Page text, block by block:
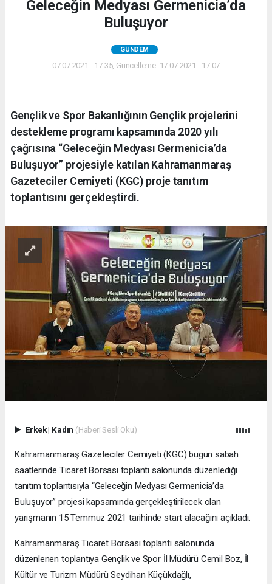
Geleceğin Medyası Germenicia’da
Buluşuyor
GÜNDEM
07.07.2021 - 17:35, Güncelleme: 17.07.2021 - 17:07
Gençlik ve Spor Bakanlığının Gençlik projelerini
destekleme programı kapsamında 2020 yılı
çağrısına “Geleceğin Medyası Germenicia’da
Buluşuyor” projesiyle katılan Kahramanmaraş
Gazeteciler Cemiyeti (KGC) proje tanıtım
toplantısını gerçekleştirdi.
Erkek| Kadın (Haberi Sesli Oku)
Kahramanmaraş Gazeteciler Cemiyeti (KGC) bugün sabah
saatlerinde Ticaret Borsası toplantı salonunda düzenlediği
tanıtım toplantısıyla “Geleceğin Medyası Germenicia’da
Buluşuyor” projesi kapsamında gerçekleştirilecek olan
yarışmanın 15 Temmuz 2021 tarihinde start alacağını açıkladı.
Kahramanmaraş Ticaret Borsası toplantı salonunda
düzenlenen toplantıya Gençlik ve Spor İl Müdürü Cemil Boz, İl
Kültür ve Turizm Müdürü Seydihan Küçükdağlı,